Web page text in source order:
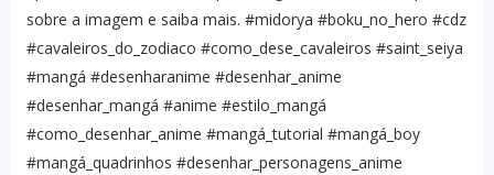
sobre a imagem e saiba mais. #midorya #boku_no_hero #cdz
#cavaleiros_do_zodiaco #como_dese_cavaleiros #saint_seiya
#mangá #desenharanime #desenhar_anime
#desenhar_mangá #anime #estilo_mangá
#como_desenhar_anime #mangá_tutorial #mangá_boy
#mangá_quadrinhos #desenhar_personagens_anime